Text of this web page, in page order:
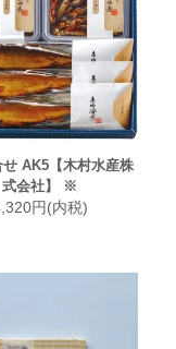
せ AK5【木村水産株
式会社】 ※
円(内税)